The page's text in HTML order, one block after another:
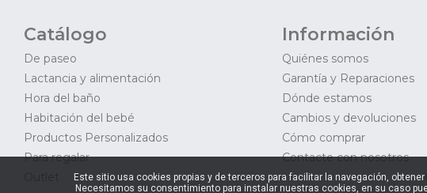
Catálogo
De paseo
Lactancia y alimentación
Hora del baño
Habitación del bebé
Productos Personalizados
Para regalar
Información
Quiénes somos
Garantía y Reparaciones
Dónde estamos
Cambios y devoluciones
Cómo comprar
Contacte con nosotros
Este sitio usa cookies propias y de terceros para facilitar la navegación,
Necesitamos su consentimiento para instalar nuestras cookies, en su caso